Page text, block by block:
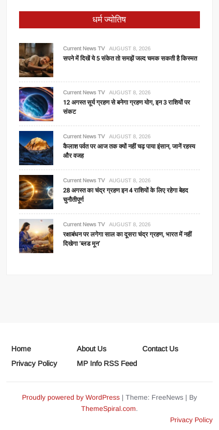
धर्म ज्योतिष
Current News TV AUGUST 8, 2026
सपने में दिखें ये 5 संकेत तो समझें जल्द चमक सकती है किस्मत
Current News TV AUGUST 8, 2026
12 अगस्त सूर्य ग्रहण से बनेगा ग्रहण योग, इन 3 राशियों पर
संकट
Current News TV AUGUST 8, 2026
कैलाश पर्वत पर आज तक क्यों नहीं चढ़ पाया इंसान, जानें रहस्य
और वजह
Current News TV AUGUST 8, 2026
28 अगस्त का चंद्र ग्रहण इन 4 राशियों के लिए रहेगा बेहद
चुनौतीपूर्ण
Current News TV AUGUST 8, 2026
रक्षाबंधन पर लगेगा साल का दूसरा चंद्र ग्रहण, भारत में नहीं
दिखेगा ‘ब्लड मून’
Home About Us
Contact Us
Privacy Policy
MP Info RSS Feed
Proudly powered by WordPress | Theme: FreeNews | By
ThemeSpiral.com.
Privacy Policy